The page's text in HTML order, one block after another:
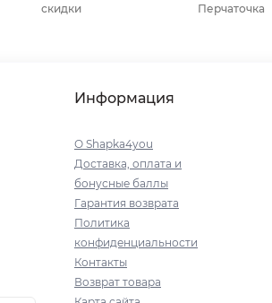
скидки
Перчаточка
Информация
О Shapka4you
Доставка, оплата и
бонусные баллы
Гарантия возврата
Политика
конфиденциальности
Контакты
Возврат товара